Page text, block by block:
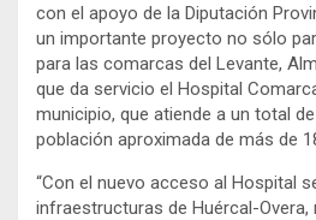
con el apoyo de la Diputación
un importante proyecto no sólo
para las comarcas del Levante,
que da servicio el Hospital
municipio, que atiende a un total
población aproximada de más de
“Con el nuevo acceso al Hospital
infraestructuras de Huércal-Overa,